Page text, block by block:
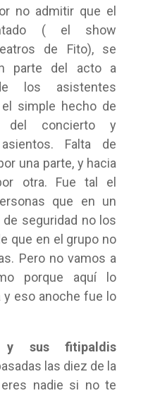
no admitir que el
( el show
de Fito), se
parte del acto a
los asistentes
el simple hecho de
del concierto y
Falta de
una parte, y hacia
otra. Fue tal el
que en un
seguridad no los
que en el grupo no
Pero no vamos a
porque aquí lo
eso anoche fue lo
y sus fitipaldis
las diez de la
nadie si no te